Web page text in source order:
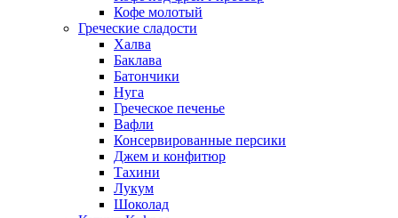
Кофе молотый
Греческие сладости
Халва
Баклава
Батончики
Нуга
Греческое печенье
Вафли
Консервированные персики
Джем и конфитюр
Тахини
Лукум
Шоколад